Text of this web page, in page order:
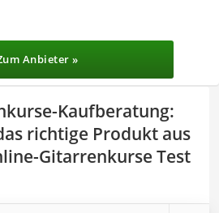
Anbieter »
Kaufberatung:
richtige Produkt aus
Gitarrenkurse Test